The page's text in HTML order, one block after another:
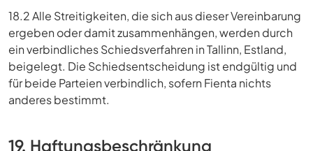
18.2 Alle Streitigkeiten, die sich aus dieser Vereinbarung
ergeben oder damit zusammenhängen, werden durch
ein verbindliches Schiedsverfahren in Tallinn, Estland,
beigelegt. Die Schiedsentscheidung ist endgültig und
für beide Parteien verbindlich, sofern Fienta nichts
anderes bestimmt.
19. Haftungsbeschränkung